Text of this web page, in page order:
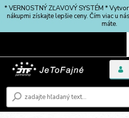
* VERNOSTNÝ ZĽAVOVÝ SYSTÉM *
nákupmi získajte lepšie ceny. Čím viac u
máte.